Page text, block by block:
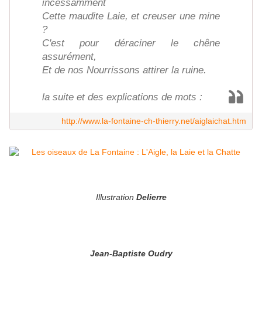
incessamment
Cette maudite Laie, et creuser une mine
?
C'est pour déraciner le chêne
assurément,
Et de nos Nourrissons attirer la ruine.
la suite et des explications de mots :
http://www.la-fontaine-ch-thierry.net/aiglaichat.htm
Illustration Delierre
Jean-Baptiste Oudry